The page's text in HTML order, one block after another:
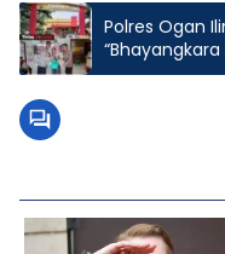
Polres Ogan
150 Warga